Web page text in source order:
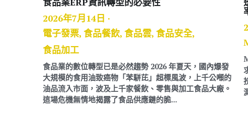
2026年7月14日 ·
電子發票, 食品餐飲, 食品雲, 食品安全,
食品加工
食品業的數位轉型已是必然趨勢 2026 年夏天，國內爆發
大規模的食用油致癌物「苯駢芘」超標風波，上千公噸的
油品流入市面，波及上千家餐飲、零售與加工食品大廠。
這場危機無情地揭露了食品供應鏈的脆...